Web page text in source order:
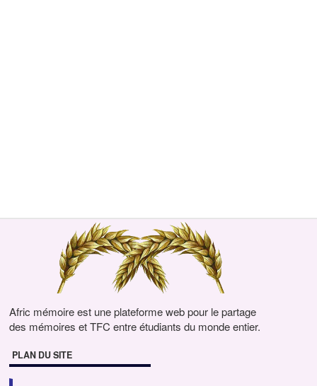
Afric mémoire est une plateforme web pour le partage
des mémoires et TFC entre étudiants du monde entier.
PLAN DU SITE